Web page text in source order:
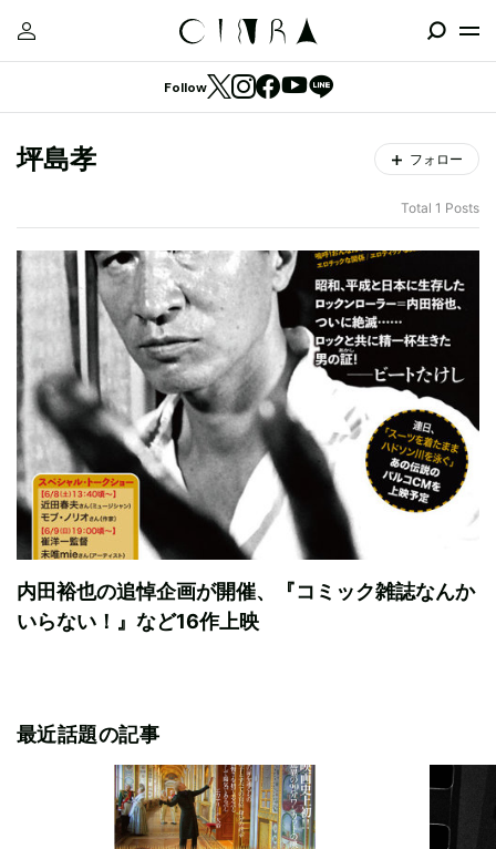
Follow
坪島孝 フォロー
Total 1 Posts
内田裕也の追悼企画が開催、『コミック雑誌なんか
いらない！』など16作上映
最近話題の記事